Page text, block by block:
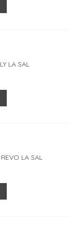
LA SAL
LA SAL